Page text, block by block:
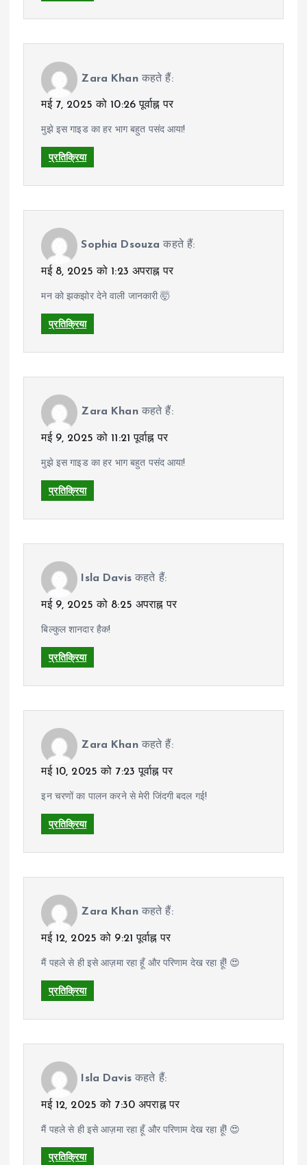
Zara Khan कहते हैं:
मई 7, 2025 को 10:26 पूर्वाह्न पर
मुझे इस गाइड का हर भाग बहुत पसंद आया!
प्रतिक्रिया
Sophia Dsouza कहते हैं:
मई 8, 2025 को 1:23 अपराह्न पर
मन को झकझोर देने वाली जानकारी 🤯
प्रतिक्रिया
Zara Khan कहते हैं:
मई 9, 2025 को 11:21 पूर्वाह्न पर
मुझे इस गाइड का हर भाग बहुत पसंद आया!
प्रतिक्रिया
Isla Davis कहते हैं:
मई 9, 2025 को 8:25 अपराह्न पर
बिल्कुल शानदार हैक!
प्रतिक्रिया
Zara Khan कहते हैं:
मई 10, 2025 को 7:23 पूर्वाह्न पर
इन चरणों का पालन करने से मेरी जिंदगी बदल गई!
प्रतिक्रिया
Zara Khan कहते हैं:
मई 12, 2025 को 9:21 पूर्वाह्न पर
मैं पहले से ही इसे आज़मा रहा हूँ और परिणाम देख रहा हूँ! 😍
प्रतिक्रिया
Isla Davis कहते हैं:
मई 12, 2025 को 7:30 अपराह्न पर
मैं पहले से ही इसे आज़मा रहा हूँ और परिणाम देख रहा हूँ! 😍
प्रतिक्रिया